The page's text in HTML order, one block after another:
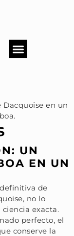
UN
EN UN
de
no lo
exacta.
perfecto, el
conserve la